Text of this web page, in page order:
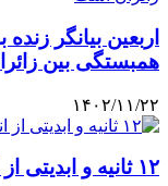
اربعین بیانگر
همبستگی بین
۱۴۰۲/۱۱/۲۲
۱۲ ثانیه و ابدیتی از اندوه